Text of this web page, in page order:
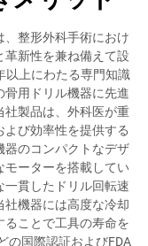
、整形外科手術におけ
革新性を兼ね備えて設
以上にわたる専門知識
骨用ドリル機器に先進
社製品は、外科医が重
び効率性を提供する
器のコンパクトなデザ
モーターを搭載してい
一貫したドリル回転速
社機器には高度な冷却
ることで工具の寿命を
の国際認証およびFDA